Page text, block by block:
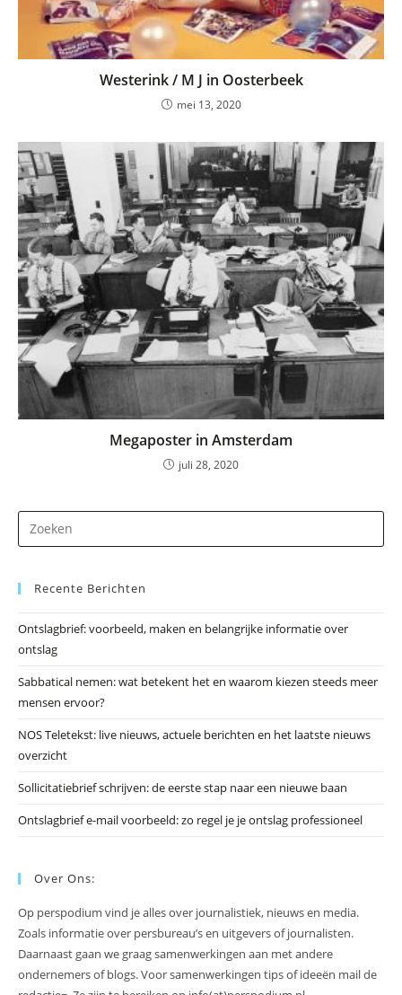
Westerink / M J in Oosterbeek
mei 13, 2020
Megaposter in Amsterdam
juli 28, 2020
op
Recente Berichten
Ontslagbrief: voorbeeld, maken en belangrijke informatie over
ontslag
Sabbatical nemen: wat betekent het en waarom kiezen steeds meer
mensen ervoor?
NOS Teletekst: live nieuws, actuele berichten en het laatste nieuws
overzicht
Sollicitatiebrief schrijven: de eerste stap naar een nieuwe baan
Ontslagbrief e-mail voorbeeld: zo regel je je ontslag professioneel
Over Ons:
Op perspodium vind je alles over journalistiek, nieuws en media.
Zoals informatie over persbureau’s en uitgevers of journalisten.
Daarnaast gaan we graag samenwerkingen aan met andere
ondernemers of blogs. Voor samenwerkingen tips of ideeën mail de